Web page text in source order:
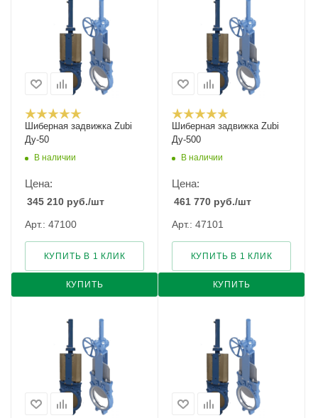
Шиберная задвижка Zubi
Ду-50
В наличии
Цена:
345 210 руб./шт
Арт.: 47100
КУПИТЬ
КУПИТЬ В 1 КЛИК
Шиберная задвижка Zubi
Ду-500
В наличии
Цена:
461 770 руб./шт
Арт.: 47101
КУПИТЬ
КУПИТЬ В 1 КЛИК